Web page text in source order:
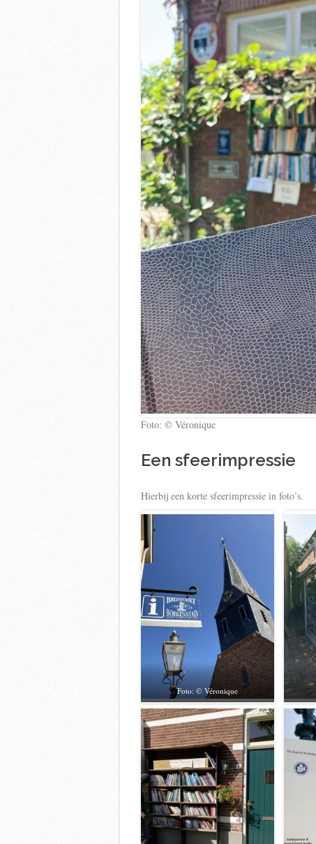
Foto: © Véronique
Een sfeerimpressie
Hierbij een korte sfeerimpressie in foto’s.
Foto: © Véronique